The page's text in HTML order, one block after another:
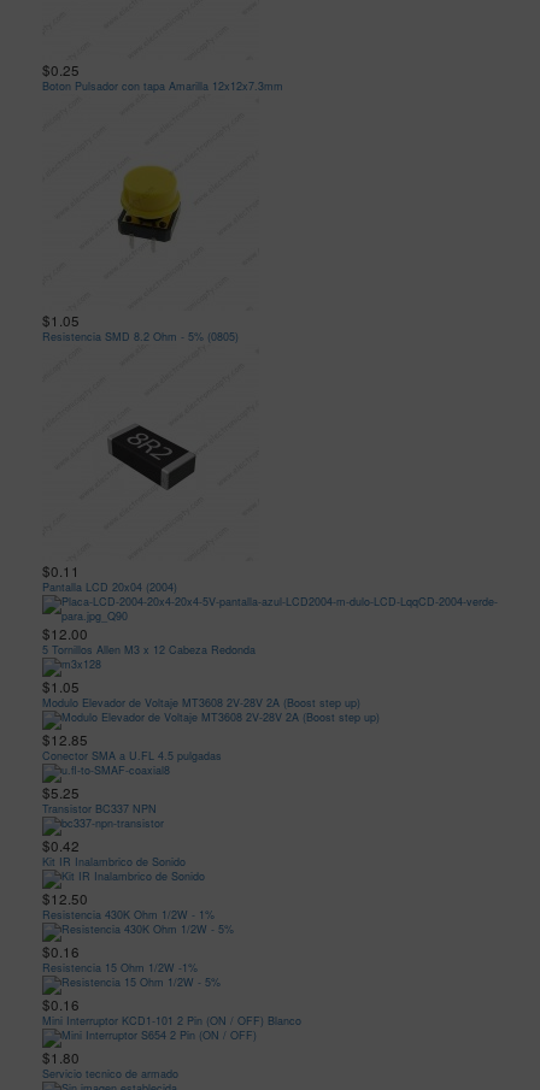
$0.25
Boton Pulsador con tapa Amarilla 12x12x7.3mm
$1.05
Resistencia SMD 8.2 Ohm - 5% (0805)
$0.11
Pantalla LCD 20x04 (2004)
$12.00
5 Tornillos Allen M3 x 12 Cabeza Redonda
$1.05
Modulo Elevador de Voltaje MT3608 2V-28V 2A (Boost step up)
$12.85
Conector SMA a U.FL 4.5 pulgadas
$5.25
Transistor BC337 NPN
$0.42
Kit IR Inalambrico de Sonido
$12.50
Resistencia 430K Ohm 1/2W - 1%
$0.16
Resistencia 15 Ohm 1/2W -1%
$0.16
Mini Interruptor KCD1-101 2 Pin (ON / OFF) Blanco
$1.80
Servicio tecnico de armado